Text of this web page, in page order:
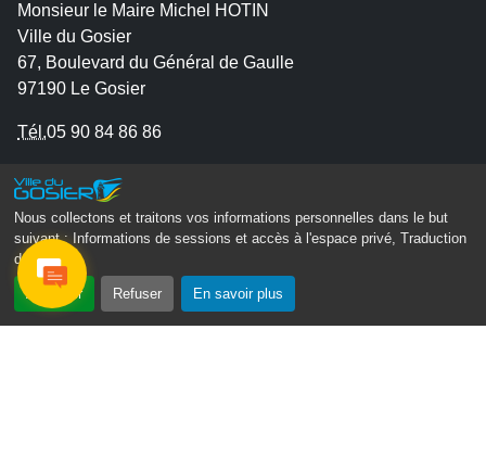
Nous collectons et traitons vos informations personnelles dans le but
suivant :
Informations de sessions et accès à l'espace privé, Traduction
des pages .
Accepter Refuser En savoir plus
Monsieur le Maire Michel HOTIN
Ville du Gosier
67, Boulevard du Général de Gaulle
97190 Le Gosier
Tél.05 90 84 86 86
Envoyer un email
Contacter la P.R.A.D.A
Contactez le délégué à la protection des données
personnelles - D.P.O
Suivez-nous